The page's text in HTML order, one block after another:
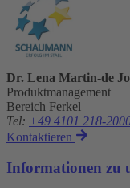
Dr. Lena Martin-de
Produktmanagement
Bereich Ferkel
Tel: +49 4101 218-
Kontaktieren
Informationen zu